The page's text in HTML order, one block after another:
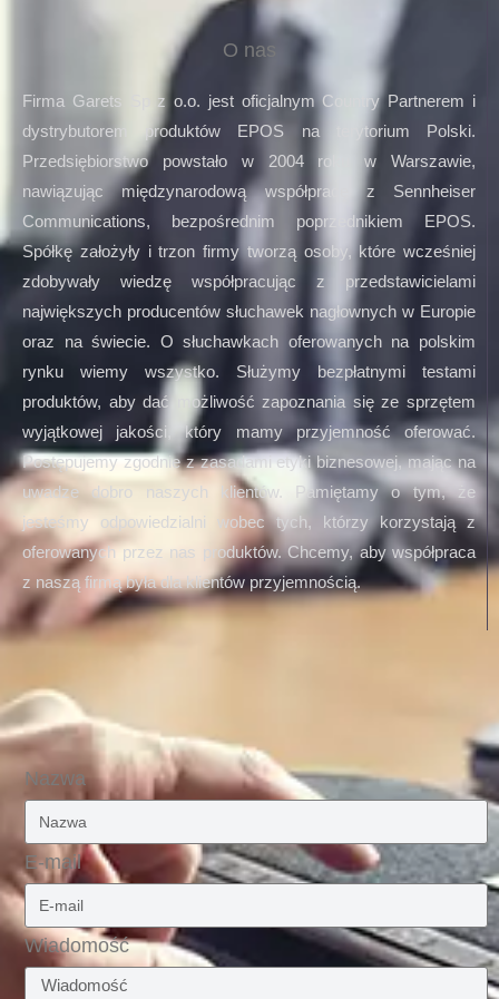
O nas
Firma Garets Sp z o.o. jest oficjalnym Country Partnerem i
dystrybutorem produktów EPOS na terytorium Polski.
Przedsiębiorstwo powstało w 2004 roku w Warszawie,
nawiązując międzynarodową współpracę z Sennheiser
Communications, bezpośrednim poprzednikiem EPOS.
Spółkę założyły i trzon firmy tworzą osoby, które wcześniej
zdobywały wiedzę współpracując z przedstawicielami
największych producentów słuchawek nagłownych w Europie
oraz na świecie. O słuchawkach oferowanych na polskim
rynku wiemy wszystko. Służymy bezpłatnymi testami
produktów, aby dać możliwość zapoznania się ze sprzętem
wyjątkowej jakości, który mamy przyjemność oferować.
Postępujemy zgodnie z zasadami etyki biznesowej, mając na
uwadze dobro naszych klientów. Pamiętamy o tym, że
jesteśmy odpowiedzialni wobec tych, którzy korzystają z
oferowanych przez nas produktów. Chcemy, aby współpraca
z naszą firmą była dla klientów przyjemnością.
Nazwa
E-mail
Wiadomość